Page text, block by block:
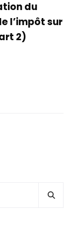
du
l’impôt sur
2)